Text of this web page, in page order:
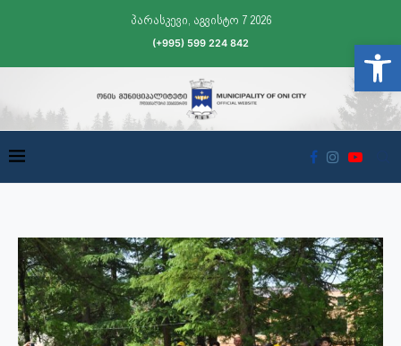
პარასკევი, აგვისტო 7 2026
(+995) 599 224 842